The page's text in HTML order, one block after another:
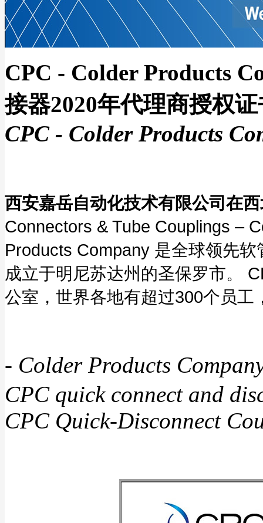
CPC - Colder Products
接器2020年代理商授权
CPC - Colder Products
西安嘉岳自动化技术有限公司在
Connectors & Tube Couplings –
Products Company 是全球领先
成立于明尼苏达州的圣保罗市。
公室，世界各地有超过300个员
- Colder Products
CPC quick connect and
CPC Quick-Disconnect